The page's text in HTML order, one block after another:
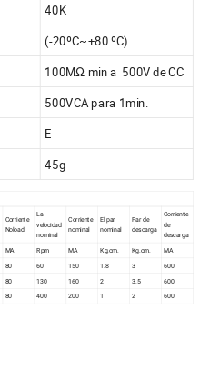
40K
(-20ºC~+80 ºC)
100MΩ min a 500V de CC
500VCA para 1min.
E
45g
Corriente
Noload
La
velocidad
nominal
Corriente
nominal
El par
nominal
Par de
descarga
Corriente
de
descarga
MA Rpm MA Kg.cm. Kg.cm.
MA
80 60 150 1.8 3 600
80 130 160 2 3.5 600
80 400 200 1 2 600